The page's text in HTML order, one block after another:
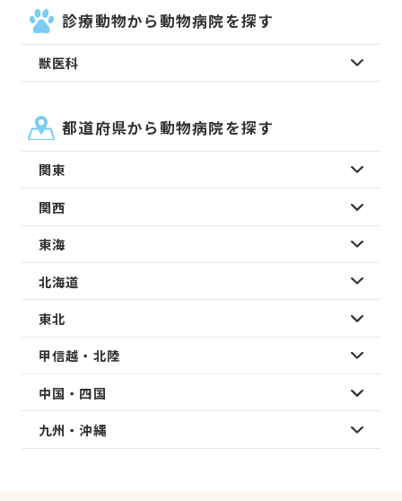
診療動物から動物病院を探す
獣医科
都道府県から動物病院を探す
関東
関西
東海
北海道
東北
甲信越・北陸
中国・四国
九州・沖縄